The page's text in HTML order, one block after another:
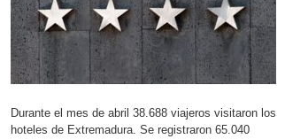
Durante el mes de abril 38.688 viajeros visitaron los
hoteles de Extremadura. Se registraron 65.040